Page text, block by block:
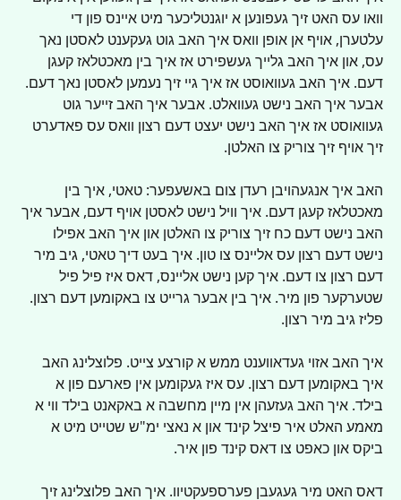
וואו עס האט זיך געפונען א יוגנטליכער מיט איינס פון די
עלטערן, אויף אן אופן וואס איך האב גוט געקענט לאסטן נאך
עס, און איך האב גלייך געשפירט אז איך בין מאכטלאז קעגן
דעם. איך האב געוואוסט אז איך גיי זיך נעמען לאסטן נאך דעם.
אבער איך האב נישט געוואלט. אבער איך האב זייער גוט
געוואוסט אז איך האב נישט יעצט דעם רצון וואס עס פאדערט
זיך אויף זיך צוריק צו האלטן.
האב איך אנגעהויבן רעדן צום באשעפער: טאטי, איך בין
מאכטלאז קעגן דעם. איך וויל נישט לאסטן אויף דעם, אבער איך
האב נישט דעם כח זיך צוריק צו האלטן און איך האב אפילו
נישט דעם רצון עס אליינס צו טון. איך בעט דיך טאטי, גיב מיר
דעם רצון צו דעם. איך קען נישט אליינס, דאס איז פיל פיל
שטערקער פון מיר. איך בין אבער גרייט צו באקומען דעם רצון.
פליז גיב מיר רצון.
איך האב אזוי געדאווענט ממש א קורצע צייט. פלוצלינג האב
איך באקומען דעם רצון. עס איז געקומען אין פארעם פון א
בילד. איך האב געזעהן אין מיין מחשבה א באקאנט בילד ווי א
מאמע האלט איר פיצל קינד און א נאצי ימ"ש שטייט מיט א
ביקס און כאפט צו דאס קינד פון איר.
דאס האט מיר געגעבן פערספעקטיוו. איך האב פלוצלינג זיך